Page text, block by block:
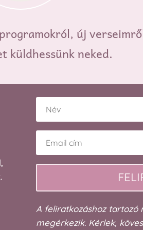
új
küldhessünk neked.
A feliratkozáshoz
megérkezik. Kérlek,